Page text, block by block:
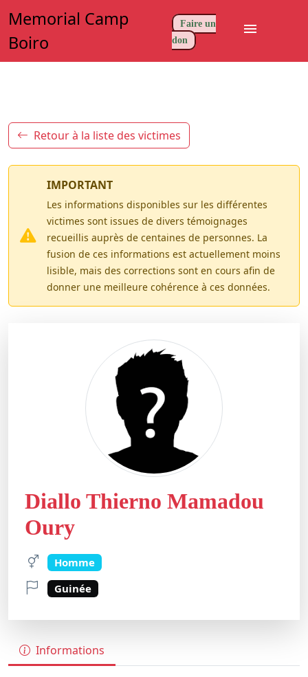
Memorial Camp
Boiro
Faire un
don
menu
Retour à la liste des victimes
IMPORTANT
Les informations disponibles sur les différentes
victimes sont issues de divers témoignages
recueillis auprès de centaines de personnes. La
fusion de ces informations est actuellement moins
lisible, mais des corrections sont en cours afin de
donner une meilleure cohérence à ces données.
Diallo Thierno Mamadou
Oury
Homme
Guinée
Informations